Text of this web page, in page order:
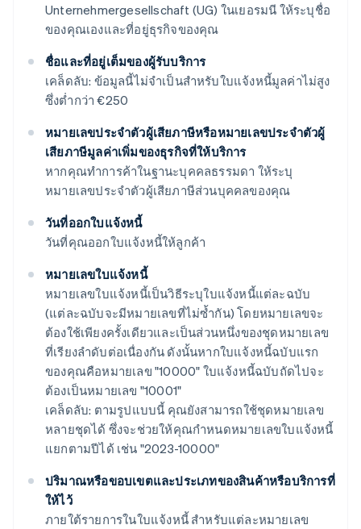
Unternehmergesellschaft (UG) ในเยอรมนี ให้ระบุชื่อ
ของคุณเองและที่อยู่ธุรกิจของคุณ
ชื่อและที่อยู่เต็มของผู้รับบริการ
เคล็ดลับ: ข้อมูลนี้ไม่จำเป็นสำหรับใบแจ้งหนี้มูลค่าไม่สูง
ซึ่งต่ำกว่า €250
หมายเลขประจำตัวผู้เสียภาษีหรือหมายเลขประจำตัวผู้
เสียภาษีมูลค่าเพิ่มของธุรกิจที่ให้บริการ
หากคุณทำการค้าในฐานะบุคคลธรรมดา ให้ระบุ
หมายเลขประจำตัวผู้เสียภาษีส่วนบุคคลของคุณ
วันที่ออกใบแจ้งหนี้
วันที่คุณออกใบแจ้งหนี้ให้ลูกค้า
หมายเลขใบแจ้งหนี้
หมายเลขใบแจ้งหนี้เป็นวิธีระบุใบแจ้งหนี้แต่ละฉบับ
(แต่ละฉบับจะมีหมายเลขที่ไม่ซ้ำกัน) โดยหมายเลขจะ
ต้องใช้เพียงครั้งเดียวและเป็นส่วนหนึ่งของชุดหมายเลข
ที่เรียงลำดับต่อเนื่องกัน ดังนั้นหากใบแจ้งหนี้ฉบับแรก
ของคุณคือหมายเลข "10000" ใบแจ้งหนี้ฉบับถัดไปจะ
ต้องเป็นหมายเลข "10001"
เคล็ดลับ: ตามรูปแบบนี้ คุณยังสามารถใช้ชุดหมายเลข
หลายชุดได้ ซึ่งจะช่วยให้คุณกำหนดหมายเลขใบแจ้งหนี้
แยกตามปีได้ เช่น "2023-10000"
ปริมาณหรือขอบเขตและประเภทของสินค้าหรือบริการที่
ให้ไว้
ภายใต้รายการในใบแจ้งหนี้ สำหรับแต่ละหมายเลข